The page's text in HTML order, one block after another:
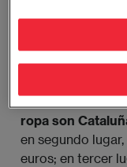
para 2019 de
438,5 euros
crecerá un 16%.
Las
ropa son
en segundo
euros; en tercer